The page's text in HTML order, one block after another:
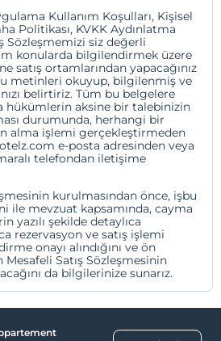
gegevens
Kullanım Koşulları, Kişisel
Politikası, KVKK Aydınlatma
Sözleşmemizi siz değerli
konularda bilgilendirmek üzere
satış ortamlarından yapacağınız
metinleri okuyup, bilgilenmiş ve
belirtiriz. Tüm bu belgelere
hükümlerin aksine bir talebinizin
durumunda, herhangi bir
alma işlemi gerçekleştirmeden
e-posta adresinden veya
telefondan iletişime
kurulmasından önce, işbu
ile mevzuat kapsamında, cayma
yazılı şekilde detaylıca
rezervasyon ve satış işlemi
onayı alındığını ve ön
Satış Sözleşmesinin
da bilgilerinize sunarız.